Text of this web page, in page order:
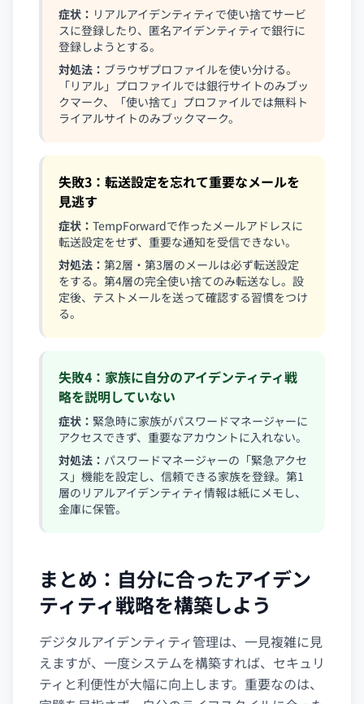
症状： リアルアイデンティティで使い捨てサービ
スに登録したり、匿名アイデンティティで銀行に
登録しようとする。
対処法： ブラウザプロファイルを使い分ける。
「リアル」プロファイルでは銀行サイトのみブッ
クマーク、「使い捨て」プロファイルでは無料ト
ライアルサイトのみブックマーク。
失敗3：転送設定を忘れて重要なメールを
見逃す
症状： TempForwardで作ったメールアドレスに
転送設定をせず、重要な通知を受信できない。
対処法： 第2層・第3層のメールは必ず転送設定
をする。第4層の完全使い捨てのみ転送なし。設
定後、テストメールを送って確認する習慣をつけ
る。
失敗4：家族に自分のアイデンティティ戦
略を説明していない
症状： 緊急時に家族がパスワードマネージャーに
アクセスできず、重要なアカウントに入れない。
対処法： パスワードマネージャーの「緊急アクセ
ス」機能を設定し、信頼できる家族を登録。第1
層のリアルアイデンティティ情報は紙にメモし、
金庫に保管。
まとめ：自分に合ったアイデン
ティティ戦略を構築しよう
デジタルアイデンティティ管理は、一見複雑に見
えますが、一度システムを構築すれば、セキュリ
ティと利便性が大幅に向上します。重要なのは、